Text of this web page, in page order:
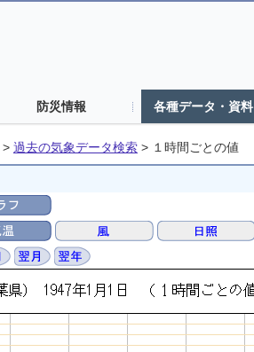
防災情報 各種データ・資料
> 過去の気象データ検索 > １時間ごとの値